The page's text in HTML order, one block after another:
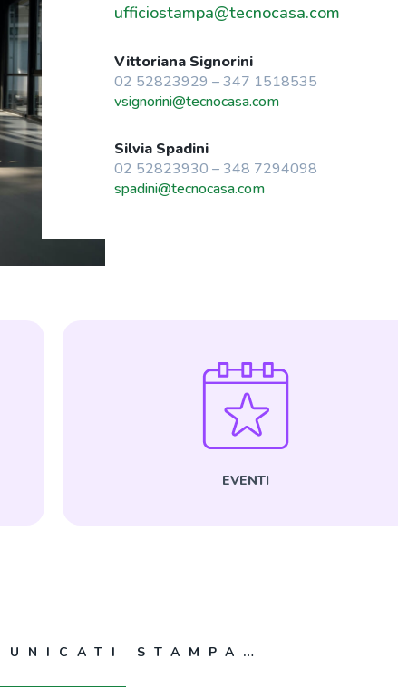
ufficiostampa@tecnocasa.com
Vittoriana Signorini
02 52823929 – 347 1518535
vsignorini@tecnocasa.com
Silvia Spadini
02 52823930 – 348 7294098
spadini@tecnocasa.com
EVENTI
STAMPA…